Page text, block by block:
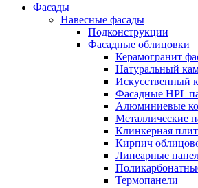
Фасады
Навесные фасады
Подконструкции
Фасадные облицовки
Керамогранит
Натуральный
Искусственный
Фасадные HPL
Алюминиевые
Металлические
Клинкерная
Кирпич
Линеарные
Термопанели